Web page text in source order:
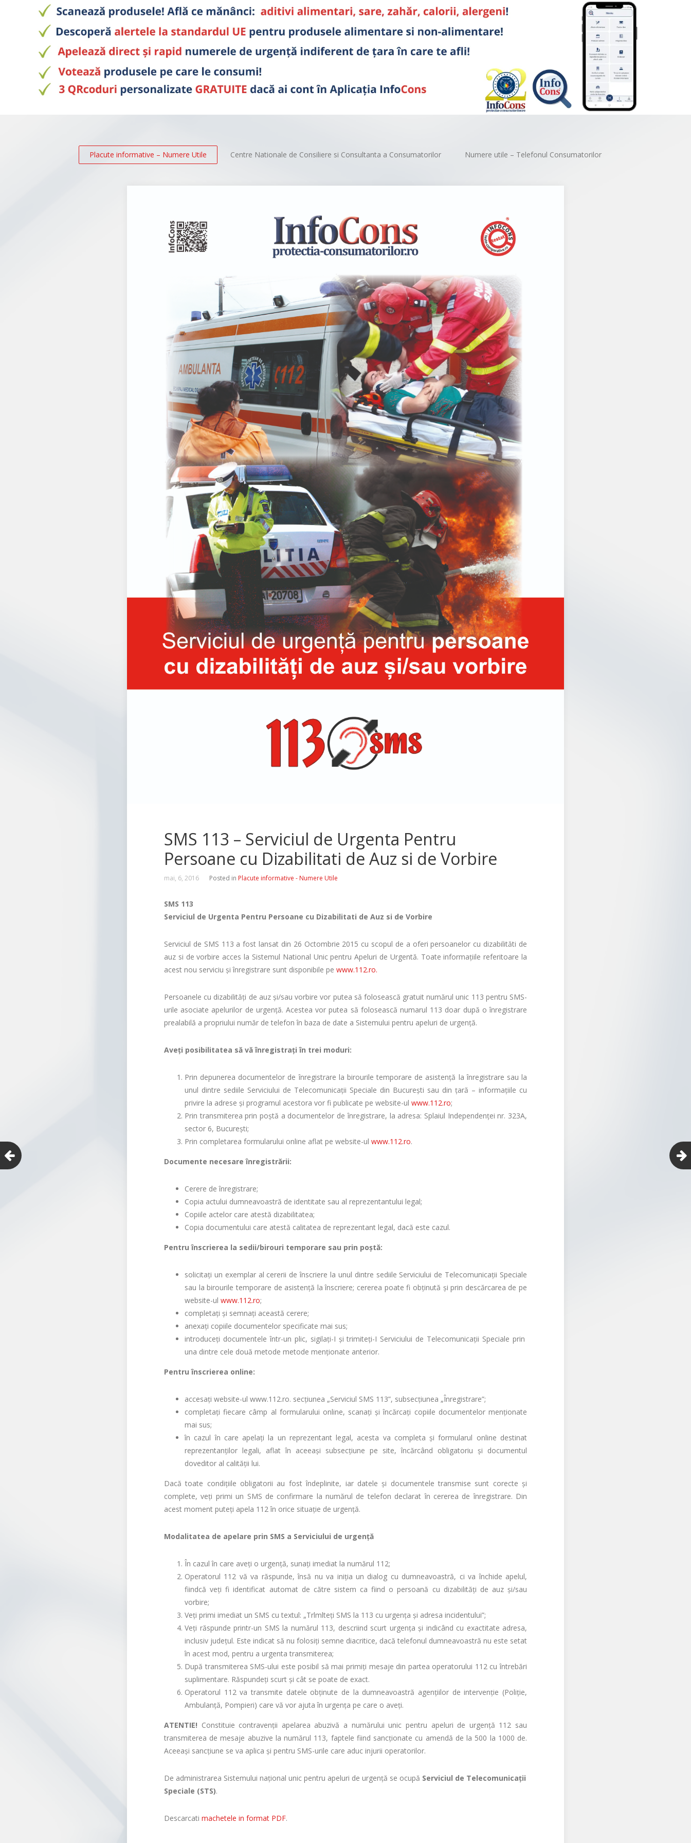
Placute informative – Numere Utile Centre Nationale de Consiliere si Consultanta a Consumatorilor Numere utile – Telefonul Consumatorilor
SMS 113 – Serviciul de Urgenta Pentru
Persoane cu Dizabilitati de Auz si de Vorbire
mai, 6, 2016 Posted in Placute informative - Numere Utile
SMS 113
Serviciul de Urgenta Pentru Persoane cu Dizabilitati de Auz si de Vorbire
Serviciul de SMS 113 a fost lansat din 26 Octombrie 2015 cu scopul de a oferi persoanelor cu dizabilităti de
auz si de vorbire acces la Sistemul National Unic pentru Apeluri de Urgentă. Toate informațiile referitoare la
acest nou serviciu și înregistrare sunt disponibile pe www.112.ro.
Persoanele cu dizabilități de auz și/sau vorbire vor putea să folosească gratuit numărul unic 113 pentru SMS-
urile asociate apelurilor de urgență. Acestea vor putea să folosească numarul 113 doar după o înregistrare
prealabilă a propriului număr de telefon în baza de date a Sistemului pentru apeluri de urgență.
Aveţi posibilitatea să vă înregistraţi în trei moduri:
Prin depunerea documentelor de înregistrare la birourile temporare de asistenţă la înregistrare sau la
unul dintre sediile Serviciului de Telecomunicaţii Speciale din Bucureşti sau din ţară – informaţiile cu
privire la adrese şi programul acestora vor fi publicate pe website-ul www.112.ro;
Prin transmiterea prin poştă a documentelor de înregistrare, la adresa: Splaiul Independenţei nr. 323A,
sector 6, Bucureşti;
Prin completarea formularului online aflat pe website-ul www.112.ro.
Documente necesare înregistrării:
Cerere de înregistrare;
Copia actului dumneavoastră de identitate sau al reprezentantului legal;
Copiile actelor care atestă dizabilitatea;
Copia documentului care atestă calitatea de reprezentant legal, dacă este cazul.
Pentru înscrierea la sedii/birouri temporare sau prin poştă:
solicitaţi un exemplar al cererii de înscriere la unul dintre sediile Serviciului de Telecomunicaţii Speciale
sau la birourile temporare de asistenţă la înscriere; cererea poate fi obţinută şi prin descărcarea de pe
website-ul www.112.ro;
completaţi şi semnaţi această cerere;
anexaţi copiile documentelor specificate mai sus;
introduceţi documentele într-un plic, sigilaţi-I şi trimiteţi-I Serviciului de Telecomunicaţii Speciale prin
una dintre cele două metode metode menţionate anterior.
Pentru înscrierea online:
accesaţi website-ul www.112.ro. secţiunea „Serviciul SMS 113”, subsecţiunea „Înregistrare”;
completaţi fiecare câmp al formularului online, scanaţi şi încărcaţi copiile documentelor menţionate
mai sus;
în cazul în care apelaţi la un reprezentant legal, acesta va completa şi formularul online destinat
reprezentanţilor legali, aflat în aceeaşi subsecţiune pe site, încărcând obligatoriu şi documentul
doveditor al calităţii lui.
Dacă toate condiţiile obligatorii au fost îndeplinite, iar datele şi documentele transmise sunt corecte şi
complete, veţi primi un SMS de confirmare la numărul de telefon declarat în cererea de înregistrare. Din
acest moment puteţi apela 112 în orice situaţie de urgenţă.
Modalitatea de apelare prin SMS a Serviciului de urgenţă
În cazul în care aveţi o urgenţă, sunaţi imediat la numărul 112;
Operatorul 112 vă va răspunde, însă nu va iniţia un dialog cu dumneavoastră, ci va închide apelul,
fiindcă veţi fi identificat automat de către sistem ca fiind o persoană cu dizabilităţi de auz şi/sau
vorbire;
Veţi primi imediat un SMS cu textul: „Trlmlteţi SMS la 113 cu urgenţa şi adresa incidentului”;
Veţi răspunde printr-un SMS la numărul 113, descriind scurt urgenţa şi indicând cu exactitate adresa,
inclusiv judeţul. Este indicat să nu folosiţi semne diacritice, dacă telefonul dumneavoastră nu este setat
în acest mod, pentru a urgenta transmiterea;
După transmiterea SMS-ului este posibil să mai primiţi mesaje din partea operatorului 112 cu întrebări
suplimentare. Răspundeţi scurt şi cât se poate de exact.
Operatorul 112 va transmite datele obţinute de la dumneavoastră agenţiilor de intervenţie (Poliţie,
Ambulanţă, Pompieri) care vă vor ajuta în urgenţa pe care o aveţi.
ATENTIE! Constituie contravenţii apelarea abuzivă a numărului unic pentru apeluri de urgenţă 112 sau
transmiterea de mesaje abuzive la numărul 113, faptele fiind sancţionate cu amendă de la 500 la 1000 de.
Aceeași sancțiune se va aplica și pentru SMS-urile care aduc injurii operatorilor.
De administrarea Sistemului național unic pentru apeluri de urgență se ocupă Serviciul de Telecomunicații
Speciale (STS).
Descarcati machetele in format PDF.